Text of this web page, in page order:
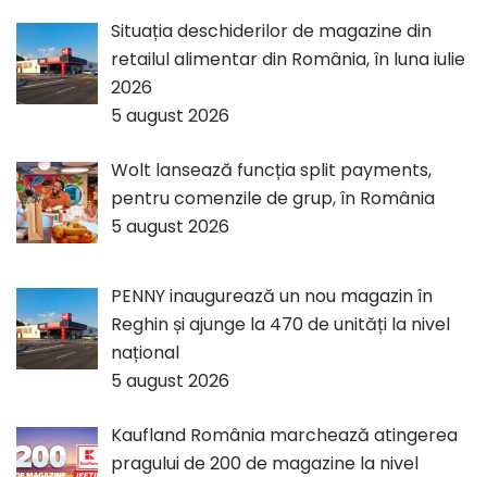
Situația deschiderilor de magazine din
retailul alimentar din România, în luna iulie
2026
5 august 2026
Wolt lansează funcția split payments,
pentru comenzile de grup, în România
5 august 2026
PENNY inaugurează un nou magazin în
Reghin și ajunge la 470 de unități la nivel
național
5 august 2026
Kaufland România marchează atingerea
pragului de 200 de magazine la nivel